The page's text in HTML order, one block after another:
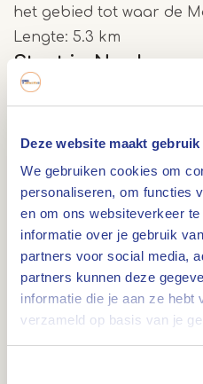
Deze website maakt
We gebruiken cookies om
personaliseren, om functies
en om ons websiteverkeer
informatie over je gebruik
partners voor social media,
partners kunnen deze
informatie die je aan ze hebt
verzameld op basis van je
het gebied tot waar de
Lengte: 5.3 km
Start in Nunhem
afgravingen voor
Napoleonsweg over en
dorp met veel
Mariakapel. Deze
absis en haakse
traditionalistische stijl
Start in Buggenum